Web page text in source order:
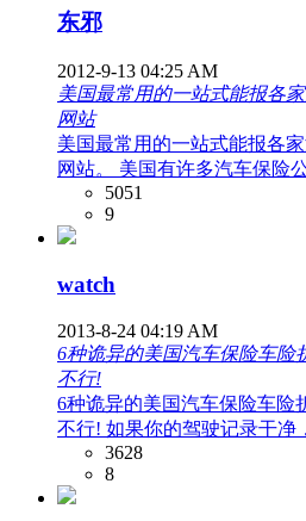
东邪
2012-9-13 04:25 AM
美国最常用的一站式能报各
网站
美国最常用的一站式能报各
网站。 美国有许多汽车保险
5051
9
watch
2013-8-24 04:19 AM
6种诡异的美国汽车保险车险
不行!
6种诡异的美国汽车保险车险
不行! 如果你的驾驶记录干净
3628
8